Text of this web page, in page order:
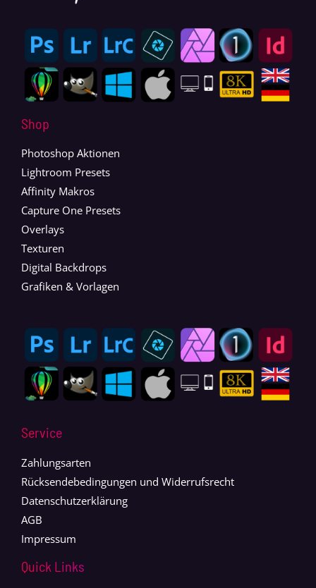
Shop
Photoshop Aktionen
Lightroom Presets
Affinity Makros
Capture One Presets
Overlays
Texturen
Digital Backdrops
Grafiken & Vorlagen
Service
Zahlungsarten
Rücksendebedingungen und Widerrufsrecht
Datenschutzerklärung
AGB
Impressum
Quick Links